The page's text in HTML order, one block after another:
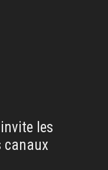
les
canaux